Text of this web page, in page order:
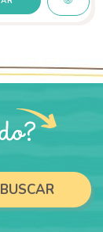
BUSCAR